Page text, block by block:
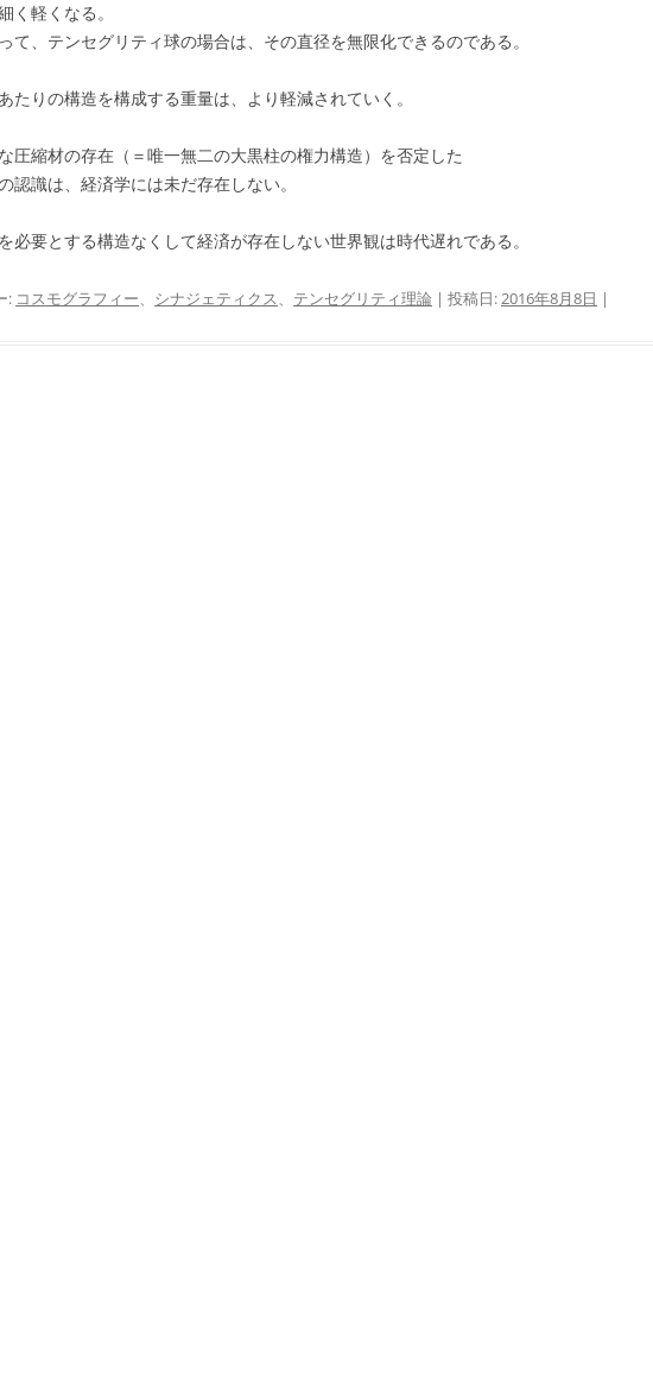
く軽くなる。
て、テンセグリティ球の場合は、その直径を無限化できるのである。
たりの構造を構成する重量は、より軽減されていく。
圧縮材の存在（＝唯一無二の大黒柱の権力構造）を否定した
認識は、経済学には未だ存在しない。
必要とする構造なくして経済が存在しない世界観は時代遅れである。
: コスモグラフィー、 シナジェティクス、 テンセグリティ理論 | 投稿日:2016年8月8日 |